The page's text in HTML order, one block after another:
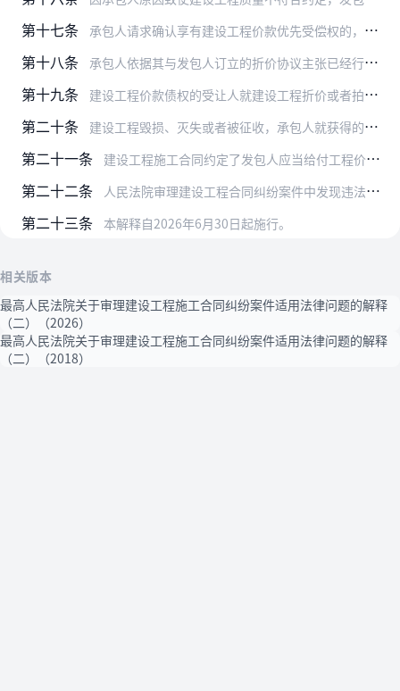
第十七条 承包人请求确认享有建设工程价款优先受偿权的，人民法院应当查明享有优先受偿权的工程价款数额及相应工程，并在判决主文中予以明确。
第十八条 承包人依据其与发包人订立的折价协议主张已经行使民法典第八百零七条规定的建设工程价款优先受偿权，同时符合下列条件的，人民法院应予支持：
第十九条 建设工程价款债权的受让人就建设工程折价或者拍卖的价款主张优先受偿的，人民法院应当综合建设工程是否竣工验收合格、工程价款是否结算、债权转让合同是否有效、受让人是否…
第二十条 建设工程毁损、灭失或者被征收，承包人就获得的保险金、赔偿金或者补偿金主张优先受偿的，人民法院应予支持。
第二十一条 建设工程施工合同约定了发包人应当给付工程价款日期，当事人因工期顺延等客观原因协商变更给付日期，承包人主张自变更后的应当给付工程价款之日起算建设工程价款优先受偿权…
第二十二条 人民法院审理建设工程合同纠纷案件中发现违法发包、转包、违法分包及资质借用等违法行为或者建设工程存在严重质量问题的，应当及时将相关情况、问题线索、证据等通报、移送…
第二十三条 本解释自2026年6月30日起施行。
相关版本
最高人民法院关于审理建设工程施工合同纠纷案件适用法律问题的解释
（二）（2026）
最高人民法院关于审理建设工程施工合同纠纷案件适用法律问题的解释
（二）（2018）